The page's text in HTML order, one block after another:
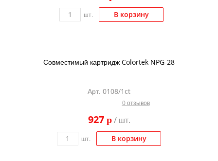
Konica Minolta
шт. В корзину
Совместимый картридж Colortek NPG-28
Арт. 0108/1ct
0 отзывов
927 p/ шт.
шт. В корзину